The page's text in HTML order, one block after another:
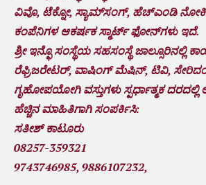
ವಿವೊ, ಟೆಕ್ನೋ, ಸ್ಯಾಮ್‌ಸಂಗ್‌, ಹೆಚ್‌ಎಂಡಿ
ಕಂಪೆನಿಗಳ ಆಕರ್ಷಕ ಸ್ಮಾರ್ಟ್ ಫೋನ್‌ಗಳು ಇದೆ.
ಶ್ರೀ ಇನ್ಫೊ ಸಂಸ್ಥೆಯ ಸಹಸಂಸ್ಥೆ ಜಾಲ್ಸೂರಿನಲ್ಲಿ
ರೆಫ್ರಿಜರೇಟರ್, ವಾಷಿಂಗ್ ಮೆಷಿನ್, ಟಿವಿ,
ಗೃಹೋಪಯೋಗಿ ವಸ್ತುಗಳು ಸ್ಪರ್ಧಾತ್ಮಕ ದರದಲ್ಲಿ
ಹೆಚ್ಚಿನ ಮಾಹಿತಿಗಾಗಿ ಸಂಪರ್ಕಿಸಿ:
ಸತೀಶ್ ಕಾಟೂರು
08257-359321
9743746985, 9886107232,